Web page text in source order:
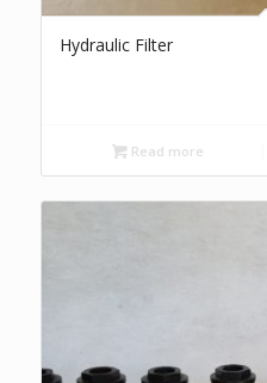
Hydraulic Filter
Read more